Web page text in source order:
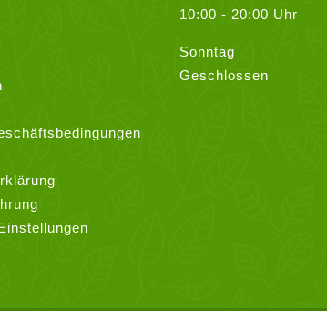
10:00 - 20:00 Uhr
Sonntag
Geschlossen